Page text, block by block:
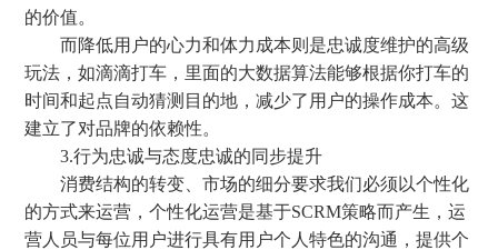
的价值。
而降低用户的心力和体力成本则是忠诚度维护的高级
玩法，如滴滴打车，里面的大数据算法能够根据你打车的
时间和起点自动猜测目的地，减少了用户的操作成本。这
建立了对品牌的依赖性。
3.行为忠诚与态度忠诚的同步提升
消费结构的转变、市场的细分要求我们必须以个性化
的方式来运营，个性化运营是基于SCRM策略而产生，运
营人员与每位用户进行具有用户个人特色的沟通，提供个